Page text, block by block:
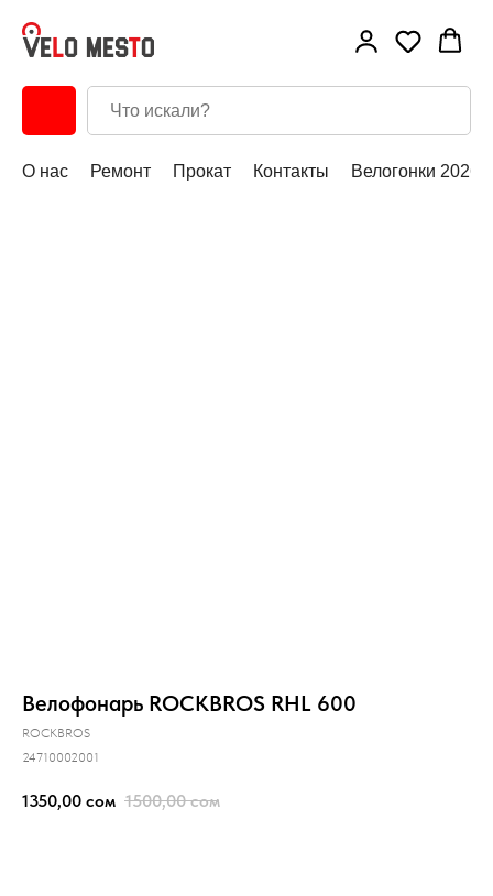
О нас Ремонт Прокат Контакты Велогонки 2026
Велофонарь ROCKBROS RHL 600
ROCKBROS
24710002001
1350,00 сом 1500,00 сом